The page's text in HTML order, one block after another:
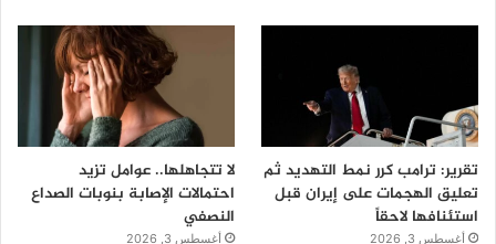
تقرير: ترامب كرر نمط التهديد ثم
تعليق الهجمات على إيران قبل
استئنافها لاحقاً
أغسطس 3, 2026
لا تتجاهلها.. عوامل تزيد
احتمالات الإصابة بنوبات الصداع
النصفي
أغسطس 3, 2026